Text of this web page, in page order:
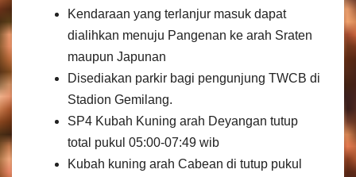
Kendaraan yang terlanjur masuk dapat
dialihkan menuju Pangenan ke arah Sraten
maupun Japunan
Disediakan parkir bagi pengunjung TWCB di
Stadion Gemilang.
SP4 Kubah Kuning arah Deyangan tutup
total pukul 05:00-07:49 wib
Kubah kuning arah Cabean di tutup pukul